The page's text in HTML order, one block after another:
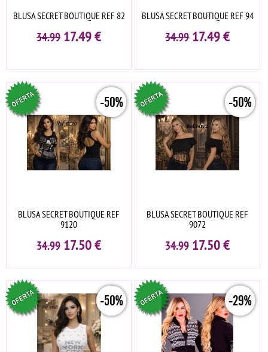
BLUSA SECRET BOUTIQUE REF 82
34.99 17.49€
BLUSA SECRET BOUTIQUE REF 94
34.99 17.49€
-50%
BLUSA SECRET BOUTIQUE REF
9120
34.99 17.50€
-50%
BLUSA SECRET BOUTIQUE REF
9072
34.99 17.50€
-50% -29%